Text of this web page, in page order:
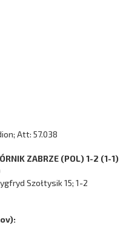
Att: 57.038
ZABRZE (POL) 1-2 (1-1)
Szołtysik 15; 1-2